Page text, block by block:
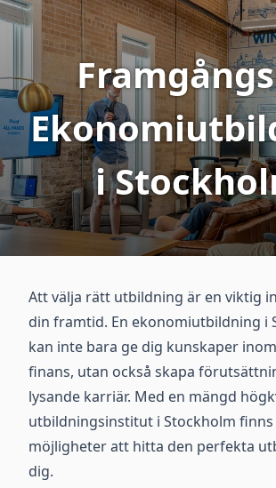
i
Att välja rätt utbildning är en viktig
din framtid. En ekonomiutbildning i
kan inte bara ge dig kunskaper
finans, utan också skapa
lysande karriär. Med en mängd
utbildningsinstitut i Stockholm
möjligheter att hitta den perfekta
dig.